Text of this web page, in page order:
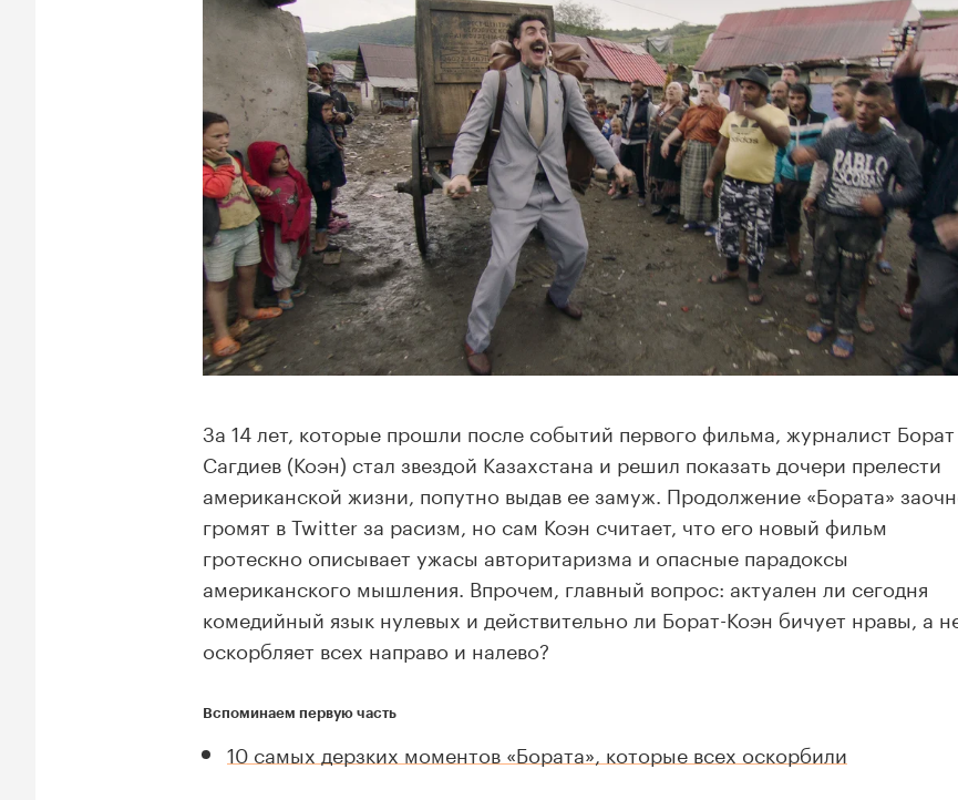
За 14 лет, которые прошли после событий первого фильма, журналист Борат
Сагдиев (Коэн) стал звездой Казахстана и решил показать дочери прелести
американской жизни, попутно выдав ее замуж. Продолжение «Бората»
громят в Twitter за расизм, но сам Коэн считает, что его новый фильм
гротескно описывает ужасы авторитаризма и опасные парадоксы
американского мышления. Впрочем, главный вопрос: актуален ли сегодня
комедийный язык нулевых и действительно ли Борат-Коэн бичует нравы, а
оскорбляет всех направо и налево?
Вспоминаем первую часть
10 самых дерзких моментов «Бората», которые всех оскорбили